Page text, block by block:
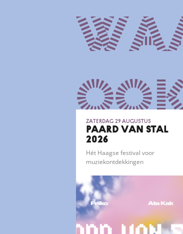
zaterdag 29 augustus
PAARD VAN STAL
2026
Hét Haagse festival voor
muziekontdekkingen